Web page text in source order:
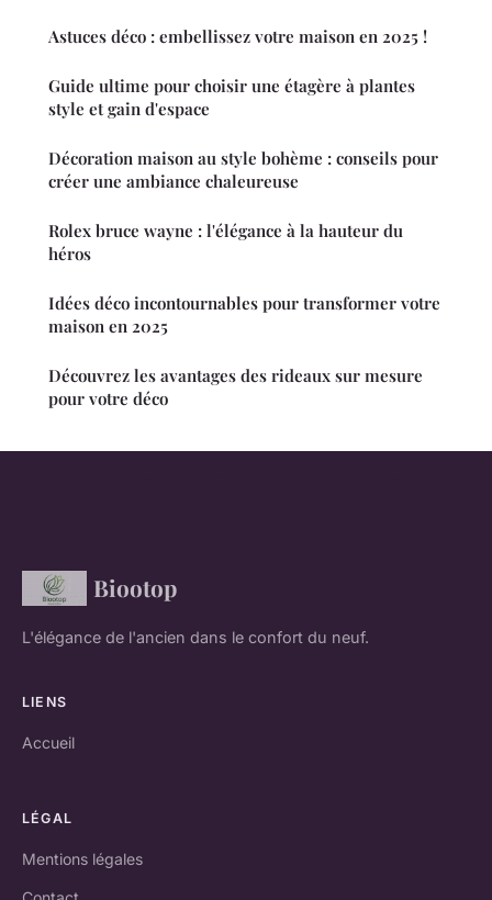
Astuces déco : embellissez votre maison en 2025 !
Guide ultime pour choisir une étagère à plantes
style et gain d'espace
Décoration maison au style bohème : conseils pour
créer une ambiance chaleureuse
Rolex bruce wayne : l'élégance à la hauteur du
héros
Idées déco incontournables pour transformer votre
maison en 2025
Découvrez les avantages des rideaux sur mesure
pour votre déco
Biootop
L'élégance de l'ancien dans le confort du neuf.
LIENS
Accueil
LÉGAL
Mentions légales